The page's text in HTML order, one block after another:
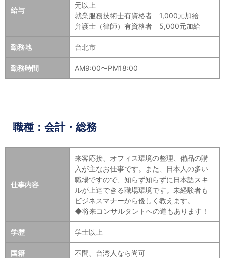
給与
元以上
就業服務技術士有資格者 1,000元加給
弁護士（律師）有資格者 5,000元加給
勤務地 台北市
勤務時間 AM9:00〜PM18:00
職種：会計・総務
仕事内容
来客応接、オフィス環境の整理、備品の購
入が主なお仕事です。また、日本人の多い
職場ですので、知らず知らずに日本語スキ
ルが上達できる職場環境です。未経験者も
ビジネスマナーから優しく教えます。
◆将来コンサルタントへの道もあります！
学歴 学士以上
国籍 不問、台湾人なら尚可